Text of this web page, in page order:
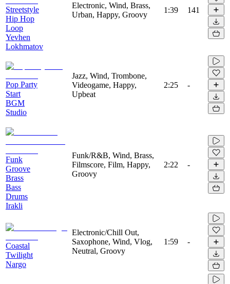
Streetstyle
Hip Hop
Loop
Yevhen
Lokhmatov
Electronic, Wind, Brass,
Urban, Happy, Groovy
1:39 141
Pop Party
Start
BGM
Studio
Jazz, Wind, Trombone,
Videogame, Happy,
Upbeat
2:25 -
Funk
Groove
Brass
Bass
Drums
Irakli
Funk/R&B, Wind, Brass,
Filmscore, Film, Happy,
Groovy
2:22 -
Coastal
Twilight
Nargo
Electronic/Chill Out,
Saxophone, Wind, Vlog,
Neutral, Groovy
1:59 -